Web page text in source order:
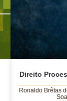
Direito
Ronaldo Brêtas